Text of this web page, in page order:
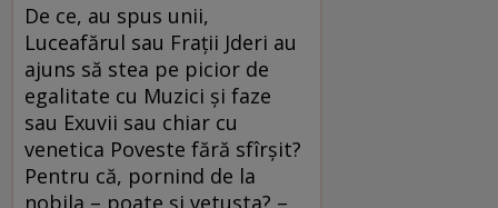
De ce, au spus unii,
Luceafărul sau Fraţii Jderi au
ajuns să stea pe picior de
egalitate cu Muzici şi faze
sau Exuvii sau chiar cu
venetica Poveste fără sfîrşit?
Pentru că, pornind de la
nobila – poate şi vetusta? –